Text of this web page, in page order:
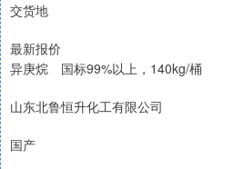
交货地
最新报价
异庚烷 国标99%以上，140kg/桶
山东北鲁恒升化工有限公司
国产